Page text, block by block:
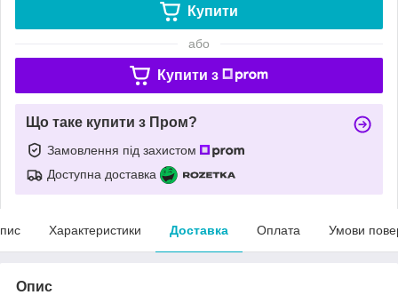
Купити
або
Купити з
Що таке купити з Пром?
Замовлення під захистом
Доступна доставка
Характеристики Доставка Оплата Умови
Опис